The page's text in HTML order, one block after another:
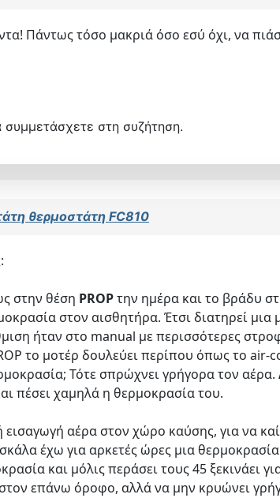
Πάντως τόσο μακριά όσο εσύ όχι, να
συμμετάσχετε στη συζήτηση.
θερμοστάτη FC810
στην θέση PROPτην ημέρα και το βράδυ
στον αισθητήρα. Έτσι διατηρεί
ήταν στο manual με περισσότερες
το μοτέρ δουλεύει περίπου όπως το
Τότε σπρώχνει γρήγορα τον
πέσει χαμηλά η θερμοκρασία του.
αέρα στον χώρο καύσης, για να
έχω για αρκετές ώρες μια
και μόλις περάσει τους 45 ξεκινάει
επάνω όροφο, αλλά να μην κρυώνει